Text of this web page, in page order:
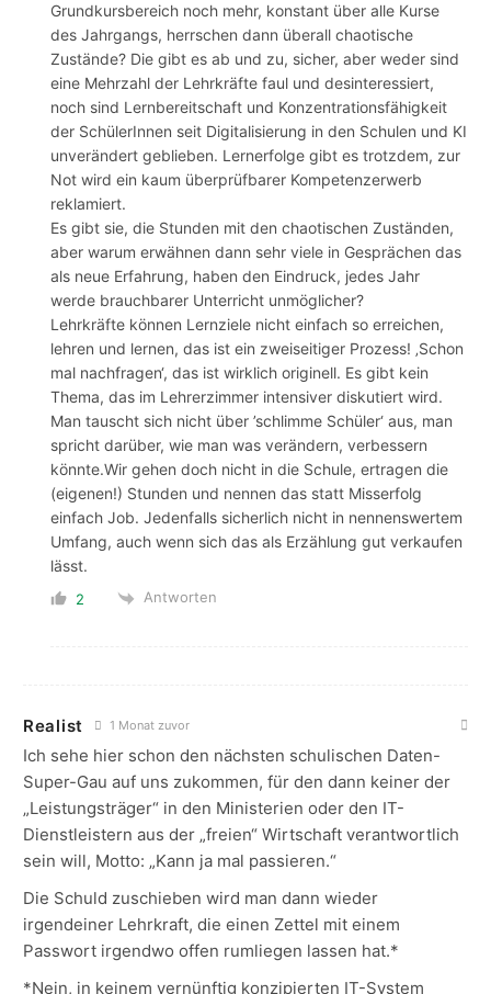
Grundkursbereich noch mehr, konstant über alle Kurse
des Jahrgangs, herrschen dann überall chaotische
Zustände? Die gibt es ab und zu, sicher, aber weder sind
eine Mehrzahl der Lehrkräfte faul und desinteressiert,
noch sind Lernbereitschaft und Konzentrationsfähigkeit
der SchülerInnen seit Digitalisierung in den Schulen und KI
unverändert geblieben. Lernerfolge gibt es trotzdem, zur
Not wird ein kaum überprüfbarer Kompetenzerwerb
reklamiert.
Es gibt sie, die Stunden mit den chaotischen Zuständen,
aber warum erwähnen dann sehr viele in Gesprächen das
als neue Erfahrung, haben den Eindruck, jedes Jahr
werde brauchbarer Unterricht unmöglicher?
Lehrkräfte können Lernziele nicht einfach so erreichen,
lehren und lernen, das ist ein zweiseitiger Prozess! ‚Schon
mal nachfragen‘, das ist wirklich originell. Es gibt kein
Thema, das im Lehrerzimmer intensiver diskutiert wird.
Man tauscht sich nicht über ’schlimme Schüler‘ aus, man
spricht darüber, wie man was verändern, verbessern
könnte.Wir gehen doch nicht in die Schule, ertragen die
(eigenen!) Stunden und nennen das statt Misserfolg
einfach Job. Jedenfalls sicherlich nicht in nennenswertem
Umfang, auch wenn sich das als Erzählung gut verkaufen
lässt.
2 Antworten
Realist 1 Monat zuvor
Ich sehe hier schon den nächsten schulischen Daten-
Super-Gau auf uns zukommen, für den dann keiner der
„Leistungsträger“ in den Ministerien oder den IT-
Dienstleistern aus der „freien“ Wirtschaft verantwortlich
sein will, Motto: „Kann ja mal passieren.“
Die Schuld zuschieben wird man dann wieder
irgendeiner Lehrkraft, die einen Zettel mit einem
Passwort irgendwo offen rumliegen lassen hat.*
*Nein, in keinem vernünftig konzipierten IT-System